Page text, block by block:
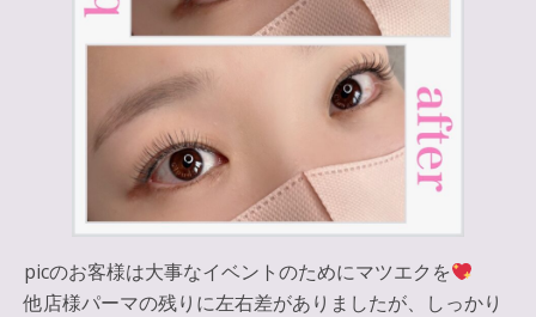
picのお客様は大事なイベントのためにマツエクを
他店様パーマの残りに左右差がありましたが、しっかり